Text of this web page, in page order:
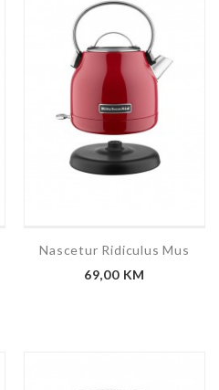
Nascetur Ridiculus Mus
69,00 KM